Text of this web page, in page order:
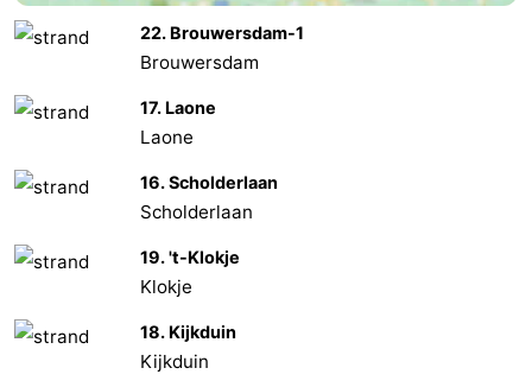
Schouwen-
Duiveland
-
Zierikzee
-
22. Brouwersdam-1
Brouwersdam
17. Laone
Laone
16. Scholderlaan
Scholderlaan
19. 't-Klokje
Klokje
18. Kijkduin
Kijkduin